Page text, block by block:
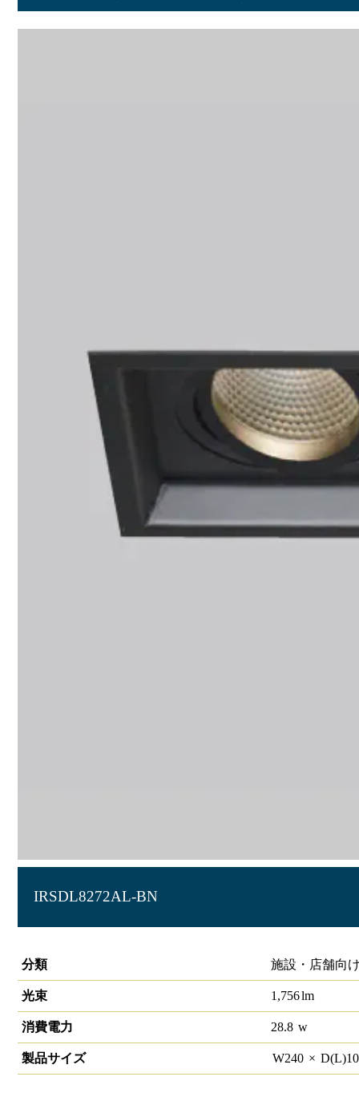
IRSDL8272AL-BN
分類
施設・店舗向
光束 1,756lm
消費電力 28.8 w
製品サイズ W240 × D(L)